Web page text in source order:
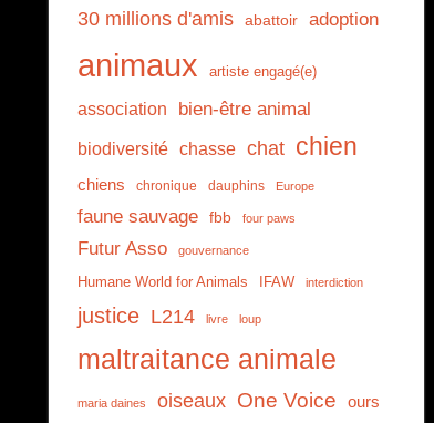
30 millions d'amis abattoir adoption
animaux artiste engagé(e)
association bien-être animal
biodiversité chasse chat chien
chiens chronique dauphins Europe
faune sauvage fbb four paws
Futur Asso gouvernance
Humane World for Animals IFAW interdiction
justice L214 livre loup
maltraitance animale
maria daines oiseaux One Voice ours